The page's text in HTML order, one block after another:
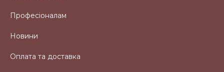
Професіоналам
Новини
Оплата та доставка